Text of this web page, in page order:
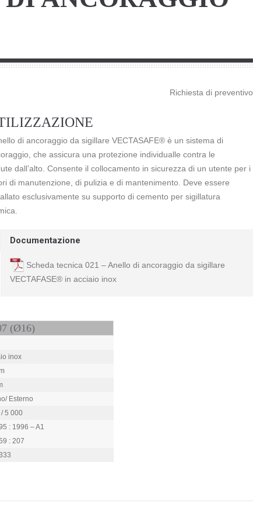
Richiesta di preventivo
di ancoraggio da sigillare VECTASAFE® è un sistema di
che assicura una protezione individualle contra le
dall’alto. Consente il collocamento in sicurezza di un utente per i
di manutenzione, di pulizia e di mantenimento. Deve essere
esclusivamente su supporto di cemento per sigillatura
Documentazione
Scheda tecnica 021 – Anello di ancoraggio da sigillare
VECTAFASE® in acciaio inox
(Ø16)
inox
Esterno
5 000
: 1996 – A1
: 207